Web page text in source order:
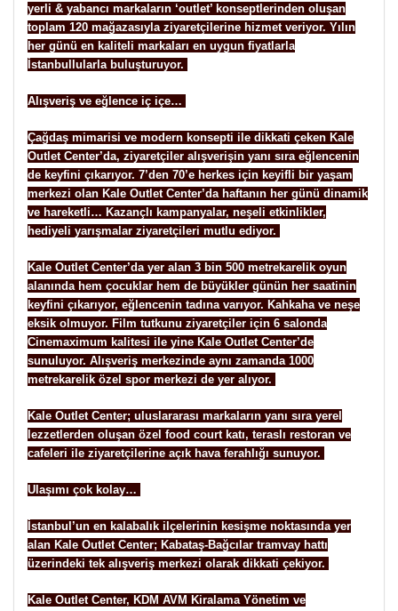
yerli & yabancı markaların ‘outlet’ konseptlerinden oluşan
toplam 120 mağazasıyla ziyaretçilerine hizmet veriyor. Yılın
her günü en kaliteli markaları en uygun fiyatlarla
İstanbullularla buluşturuyor.
Alışveriş ve eğlence iç içe…
Çağdaş mimarisi ve modern konsepti ile dikkati çeken Kale
Outlet Center’da, ziyaretçiler alışverişin yanı sıra eğlencenin
de keyfini çıkarıyor. 7’den 70’e herkes için keyifli bir yaşam
merkezi olan Kale Outlet Center’da haftanın her günü dinamik
ve hareketli… Kazançlı kampanyalar, neşeli etkinlikler,
hediyeli yarışmalar ziyaretçileri mutlu ediyor.
Kale Outlet Center’da yer alan 3 bin 500 metrekarelik oyun
alanında hem çocuklar hem de büyükler günün her saatinin
keyfini çıkarıyor, eğlencenin tadına varıyor. Kahkaha ve neşe
eksik olmuyor. Film tutkunu ziyaretçiler için 6 salonda
Cinemaximum kalitesi ile yine Kale Outlet Center’de
sunuluyor. Alışveriş merkezinde aynı zamanda 1000
metrekarelik özel spor merkezi de yer alıyor.
Kale Outlet Center; uluslararası markaların yanı sıra yerel
lezzetlerden oluşan özel food court katı, teraslı restoran ve
cafeleri ile ziyaretçilerine açık hava ferahlığı sunuyor.
Ulaşımı çok kolay…
İstanbul’un en kalabalık ilçelerinin kesişme noktasında yer
alan Kale Outlet Center; Kabataş-Bağcılar tramvay hattı
üzerindeki tek alışveriş merkezi olarak dikkati çekiyor.
Kale Outlet Center, KDM AVM Kiralama Yönetim ve